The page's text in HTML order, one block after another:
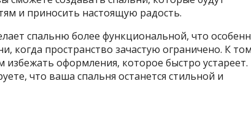
и приносить настоящую радость.
спальню более функциональной, что
когда пространство зачастую ограничено. К
оформления, которое быстро устареет.
что ваша спальня останется стильной и